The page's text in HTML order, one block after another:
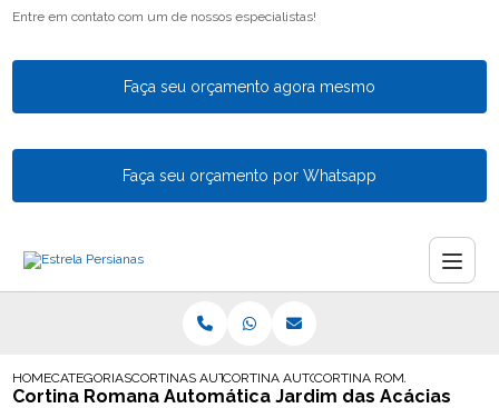
Entre em contato com um de nossos especialistas!
Faça seu orçamento agora mesmo
Faça seu orçamento por Whatsapp
HOMECATEGORIASCORTINAS AUTOMATICASCORTINA AUTOMATICA PARA SALA
CORTINA ROMANA
Cortina Romana Automática Jardim das Acácias